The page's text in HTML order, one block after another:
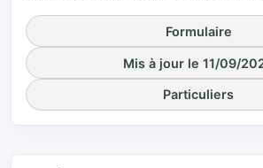
Formulaire
Mis à jour le 11/09/
Particuliers